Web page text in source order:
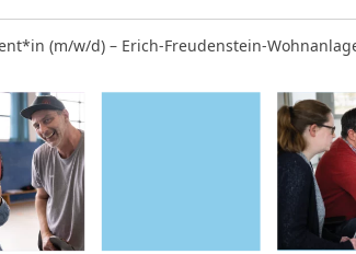
(m/w/d) – Erich-Freudenstein-